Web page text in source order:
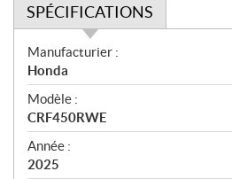
SPÉCIFICATIONS
S
p
é
c
i
f
i
Manufacturier :
Honda
Modèle :
CRF450RWE
Année :
2025